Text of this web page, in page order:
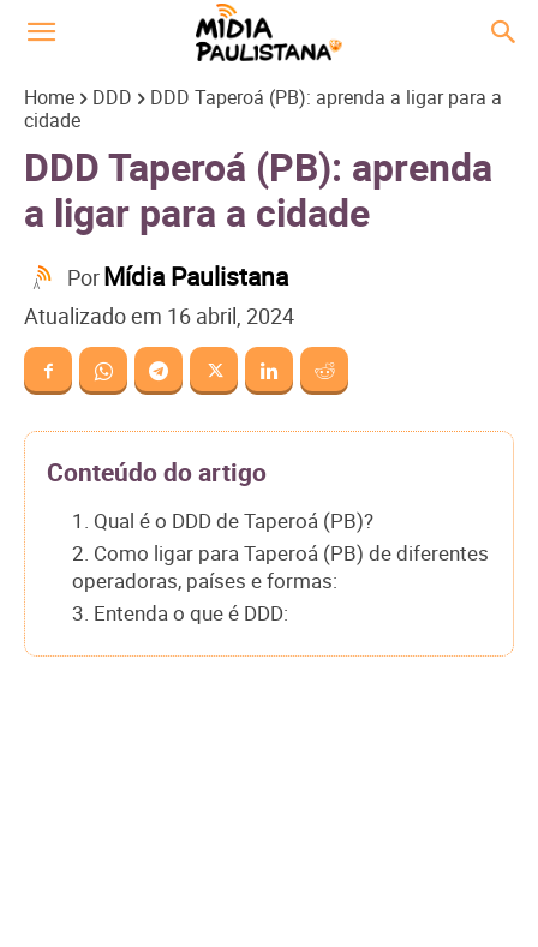
Home DDD
DDD Taperoá (PB): aprenda a ligar para a
cidade
DDD Taperoá (PB): aprenda
a ligar para a cidade
PorMídia Paulistana
Atualizado em 16 abril, 2024
Conteúdo do artigo
1. Qual é o DDD de Taperoá (PB)?
2. Como ligar para Taperoá (PB) de diferentes
operadoras, países e formas:
3. Entenda o que é DDD: